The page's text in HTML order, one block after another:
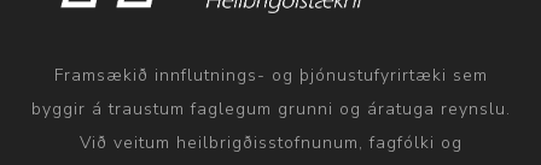
Framsækið innflutnings- og þjónustufyrirtæki sem
byggir á traustum faglegum grunni og áratuga reynslu.
Við veitum heilbrigðisstofnunum, fagfólki og